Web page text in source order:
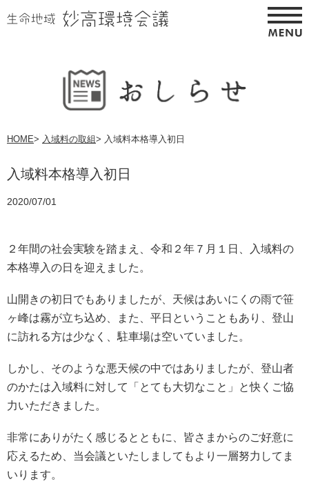
HOME> 入域料の取組> 入域料本格導入初日
入域料本格導入初日
2020/07/01
２年間の社会実験を踏まえ、令和２年７月１日、入域料の
本格導入の日を迎えました。
山開きの初日でもありましたが、天候はあいにくの雨で笹
ヶ峰は霧が立ち込め、また、平日ということもあり、登山
に訪れる方は少なく、駐車場は空いていました。
しかし、そのような悪天候の中ではありましたが、登山者
のかたは入域料に対して「とても大切なこと」と快くご協
力いただきました。
非常にありがたく感じるとともに、皆さまからのご好意に
応えるため、当会議といたしましてもより一層努力してま
いります。